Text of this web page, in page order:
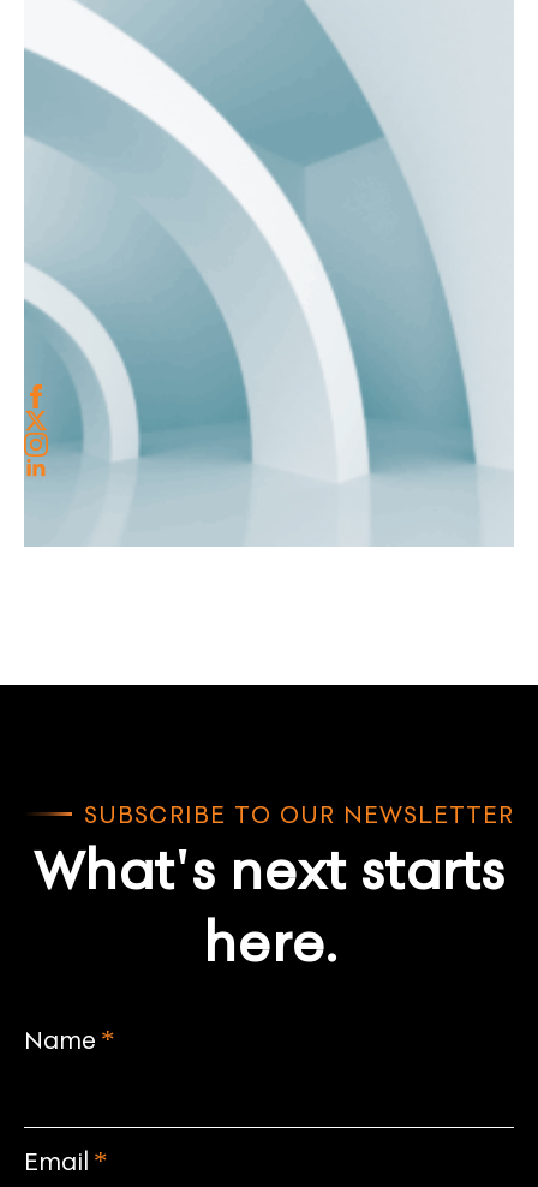
SUBSCRIBE TO OUR NEWSLETTER
What's next starts
here.
Name *
Email *